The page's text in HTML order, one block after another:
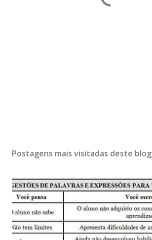
Postagens mais visitadas deste blog